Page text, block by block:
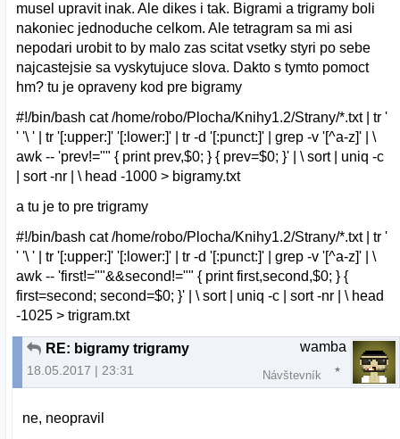
musel upravit inak. Ale dikes i tak. Bigrami a trigramy boli
nakoniec jednoduche celkom. Ale tetragram sa mi asi
nepodari urobit to by malo zas scitat vsetky styri po sebe
najcastejsie sa vyskytujuce slova. Dakto s tymto pomoct
hm? tu je opraveny kod pre bigramy
#!/bin/bash cat /home/robo/Plocha/Knihy1.2/Strany/*.txt | tr '
' '\ ' | tr '[:upper:]' '[:lower:]' | tr -d '[:punct:]' | grep -v '[^a-z]' | \
awk -- 'prev!="" { print prev,$0; } { prev=$0; }' | \ sort | uniq -c
| sort -nr | \ head -1000 > bigramy.txt
a tu je to pre trigramy
#!/bin/bash cat /home/robo/Plocha/Knihy1.2/Strany/*.txt | tr '
' '\ ' | tr '[:upper:]' '[:lower:]' | tr -d '[:punct:]' | grep -v '[^a-z]' | \
awk -- 'first!=""&&second!="" { print first,second,$0; } {
first=second; second=$0; }' | \ sort | uniq -c | sort -nr | \ head
-1025 > trigram.txt
RE: bigramy trigramy
18.05.2017 | 23:31
wamba
Návštevník
ne, neopravil